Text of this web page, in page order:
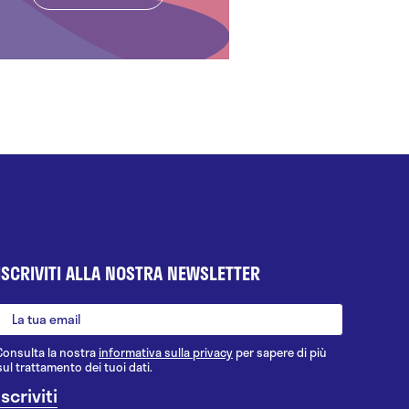
ALLA NOSTRA NEWSLETTER
la nostrainformativa sulla privacy per sapere di più
trattamento dei tuoi dati.